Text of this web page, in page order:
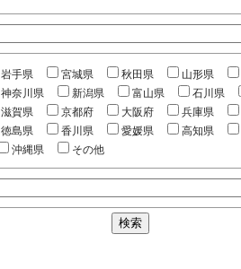
岩手県 宮城県 秋田県 山形県
神奈川県 新潟県 富山県 石川県
滋賀県 京都府 大阪府 兵庫県
徳島県 香川県 愛媛県 高知県
沖縄県 その他